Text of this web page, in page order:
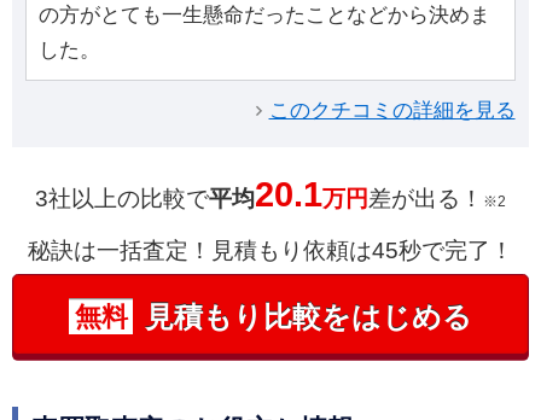
の方がとても一生懸命だったことなどから決めま
した。
このクチコミの詳細を見る
3社以上の比較で平均20.1万円差が出る！ ※2
秘訣は一括査定！見積もり依頼は45秒で完了！
無料 見積もり比較をはじめる